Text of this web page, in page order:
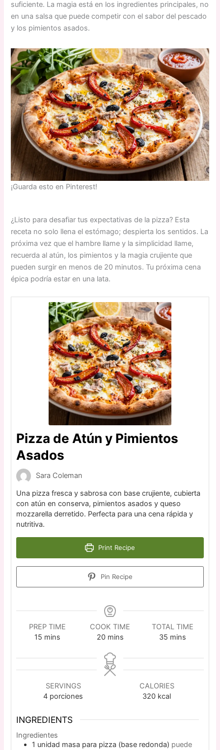
suficiente. La magia está en los ingredientes principales, no
en una salsa que puede competir con el sabor del pescado
y los pimientos asados.
¡Guarda esto en Pinterest!
¿Listo para desafiar tus expectativas de la pizza? Esta
receta no solo llena el estómago; despierta los sentidos. La
próxima vez que el hambre llame y la simplicidad llame,
recuerda al atún, los pimientos y la magia crujiente que
pueden surgir en menos de 20 minutos. Tu próxima cena
épica podría estar en una lata.
Pizza de Atún y Pimientos
Asados
Sara Coleman
Una pizza fresca y sabrosa con base crujiente, cubierta
con atún en conserva, pimientos asados y queso
mozzarella derretido. Perfecta para una cena rápida y
nutritiva.
Print Recipe
Pin Recipe
PREP TIME
15 mins
COOK TIME
20 mins
TOTAL TIME
35 mins
SERVINGS
4 porciones
CALORIES
320 kcal
INGREDIENTS
Ingredientes
1 unidad masa para pizza (base redonda) puede